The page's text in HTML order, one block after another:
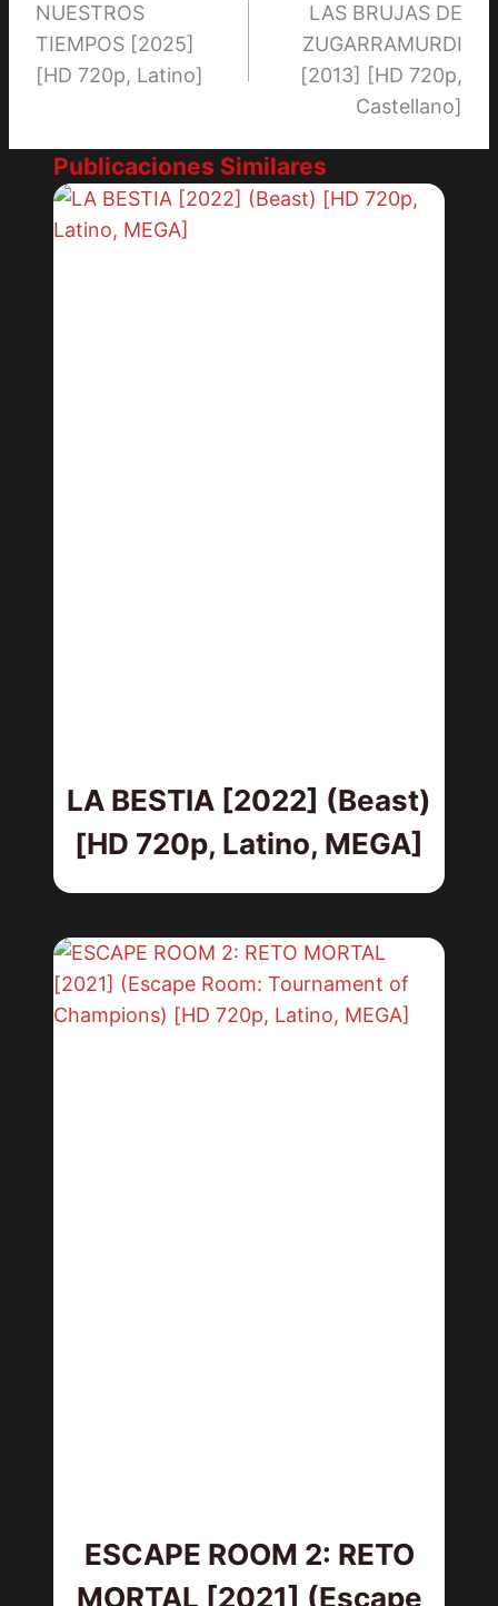
de
entradas
NUESTROS
TIEMPOS [2025]
[HD 720p, Latino]
LAS BRUJAS DE
ZUGARRAMURDI
[2013] [HD 720p,
Castellano]
Publicaciones Similares
LA BESTIA [2022] (Beast)
[HD 720p, Latino, MEGA]
ESCAPE ROOM 2: RETO
MORTAL [2021] (Escape